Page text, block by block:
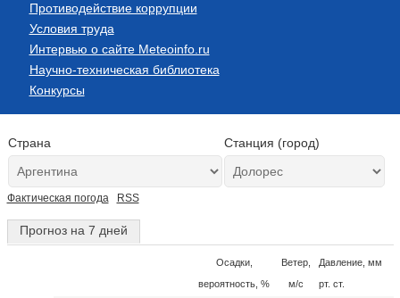
Противодействие коррупции
Условия труда
Интервью о сайте Meteoinfo.ru
Научно-техническая библиотека
Конкурсы
Страна Станция (город)
Фактическая погода RSS
Прогноз на 7 дней
Осадки,
вероятность, %
Ветер,
м/с
Давление, мм
рт. ст.